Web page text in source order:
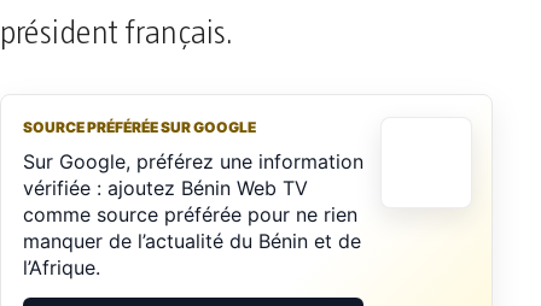
président français.
SOURCE PRÉFÉRÉE SUR GOOGLE
Sur Google, préférez une information
vérifiée : ajoutez Bénin Web TV
comme source préférée pour ne rien
manquer de l’actualité du Bénin et de
l’Afrique.